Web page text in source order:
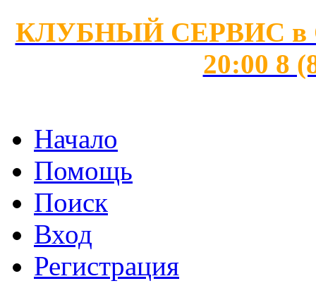
КЛУБНЫЙ СЕРВИС в
20:00 8
Начало
Помощь
Поиск
Вход
Регистрация